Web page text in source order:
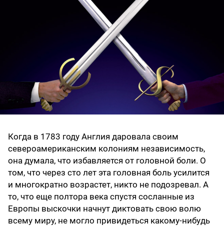
Когда в 1783 году Англия даровала своим
североамериканским колониям независимость,
она думала, что избавляется от головной боли. О
том, что через сто лет эта головная боль усилится
и многократно возрастет, никто не подозревал. А
то, что еще полтора века спустя сосланные из
Европы выскочки начнут диктовать свою волю
всему миру, не могло привидеться какому-нибудь